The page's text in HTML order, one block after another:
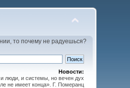
то почему не радуешься?
Новости:
люди, и системы, но вечен дух
не имеет конца». Г. Померанц